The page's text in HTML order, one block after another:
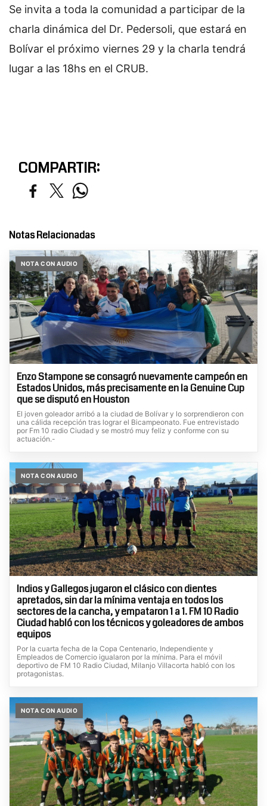
Se invita a toda la comunidad a participar de la
charla dinámica del Dr. Pedersoli, que estará en
Bolívar el próximo viernes 29 y la charla tendrá
lugar a las 18hs en el CRUB.
COMPARTIR:
Notas Relacionadas
NOTA CON AUDIO
Enzo Stampone se consagró nuevamente campeón en
Estados Unidos, más precisamente en la Genuine Cup
que se disputó en Houston
El joven goleador arribó a la ciudad de Bolívar y lo sorprendieron con
una cálida recepción tras lograr el Bicampeonato. Fue entrevistado
por Fm 10 radio Ciudad y se mostró muy feliz y conforme con su
actuación.-
NOTA CON AUDIO
Indios y Gallegos jugaron el clásico con dientes
apretados, sin dar la mínima ventaja en todos los
sectores de la cancha, y empataron 1 a 1. FM 10 Radio
Ciudad habló con los técnicos y goleadores de ambos
equipos
Por la cuarta fecha de la Copa Centenario, Independiente y
Empleados de Comercio igualaron por la mínima. Para el móvil
deportivo de FM 10 Radio Ciudad, Milanjo Villacorta habló con los
protagonistas.
NOTA CON AUDIO